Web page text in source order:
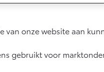
onze website aan
gebruikt voor